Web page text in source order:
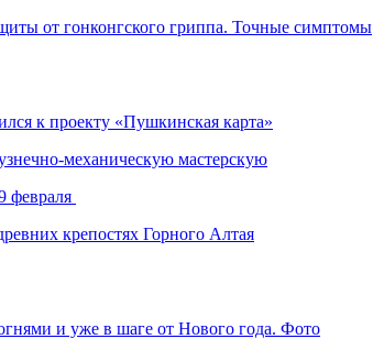
от гонконгского гриппа. Точные симптомы
к проекту «Пушкинская карта»
механическую мастерскую
февраля
крепостях Горного Алтая
и уже в шаге от Нового года. Фото